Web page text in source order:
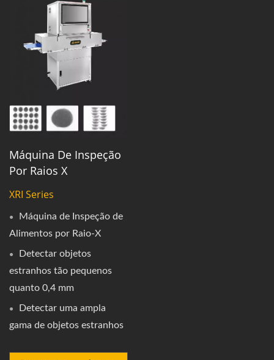
Máquina De Inspeção
Por Raios X
XRI Series
Máquina de Inspeção de
Alimentos por Raio-X
Detectar objetos
estranhos tão pequenos
quanto 0,4 mm
Detectar uma ampla
gama de objetos estranhos